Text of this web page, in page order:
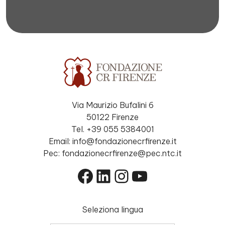
Via Maurizio Bufalini 6
50122 Firenze
Tel. +39 055 5384001
Email: info@fondazionecrfirenze.it
Pec: fondazionecrfirenze@pec.ntc.it
Facebook
LinkedIn
Instagram
YouTube
Seleziona lingua